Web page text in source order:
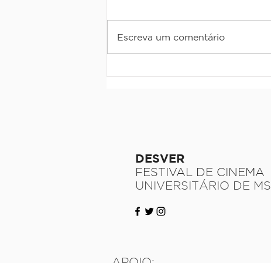
Escreva um comentário
DESVER
FESTIVAL DE CINEMA
UNIVERSITÁRIO DE MS